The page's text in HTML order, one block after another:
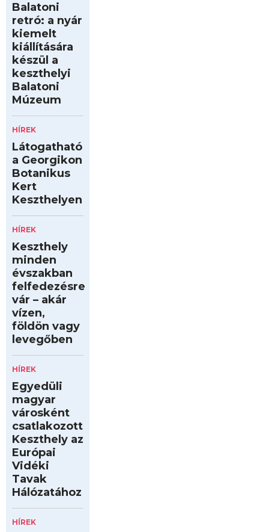
Balatoni
retró: a nyár
kiemelt
kiállítására
készül a
keszthelyi
Balatoni
Múzeum
HÍREK
Látogatható
a Georgikon
Botanikus
Kert
Keszthelyen
HÍREK
Keszthely
minden
évszakban
felfedezésre
vár – akár
vízen,
földön vagy
levegőben
HÍREK
Egyedüli
magyar
városként
csatlakozott
Keszthely az
Európai
Vidéki
Tavak
Hálózatához
HÍREK